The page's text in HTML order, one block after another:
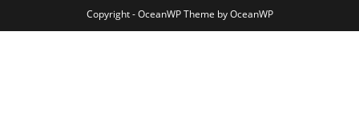
Copyright - OceanWP Theme by OceanWP